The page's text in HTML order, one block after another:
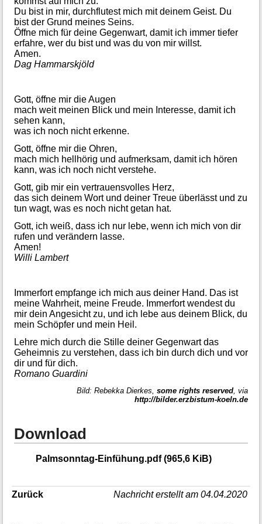
Du bist in mir, durchflutest mich mit deinem Geist. Du
bist der Grund meines Seins.
Öffne mich für deine Gegenwart, damit ich immer tiefer
erfahre, wer du bist und was du von mir willst.
Amen.
Dag Hammarskjöld
Gott, öffne mir die Augen
mach weit meinen Blick und mein Interesse, damit ich
sehen kann,
was ich noch nicht erkenne.
Gott, öffne mir die Ohren,
mach mich hellhörig und aufmerksam, damit ich hören
kann, was ich noch nicht verstehe.
Gott, gib mir ein vertrauensvolles Herz,
das sich deinem Wort und deiner Treue überlässt und zu
tun wagt, was es noch nicht getan hat.
Gott, ich weiß, dass ich nur lebe, wenn ich mich von dir
rufen und verändern lasse.
Amen!
Willi Lambert
Immerfort empfange ich mich aus deiner Hand. Das ist
meine Wahrheit, meine Freude. Immerfort wendest du
mir dein Angesicht zu, und ich lebe aus deinem Blick, du
mein Schöpfer und mein Heil.
Lehre mich durch die Stille deiner Gegenwart das
Geheimnis zu verstehen, dass ich bin durch dich und vor
dir und für dich.
Romano Guardini
Bild: Rebekka Dierkes,some rights reserved , via
http://bilder.erzbistum-koeln.de
Download
Palmsonntag-Einfühung.pdf(965,6 KiB)
Nachricht erstellt am 04.04.2020
Zurück